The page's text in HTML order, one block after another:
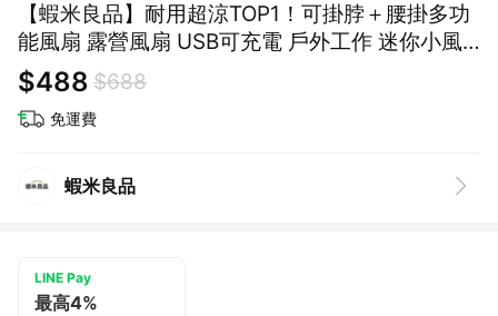
【蝦米良品】耐用超涼TOP1！可掛脖＋腰掛多功
能風扇 露營風扇 USB可充電 戶外工作 迷你小風
扇 大容量電池 腰掛風扇
$488 $688
免運費
蝦米良品
LINE Pay
最高4%